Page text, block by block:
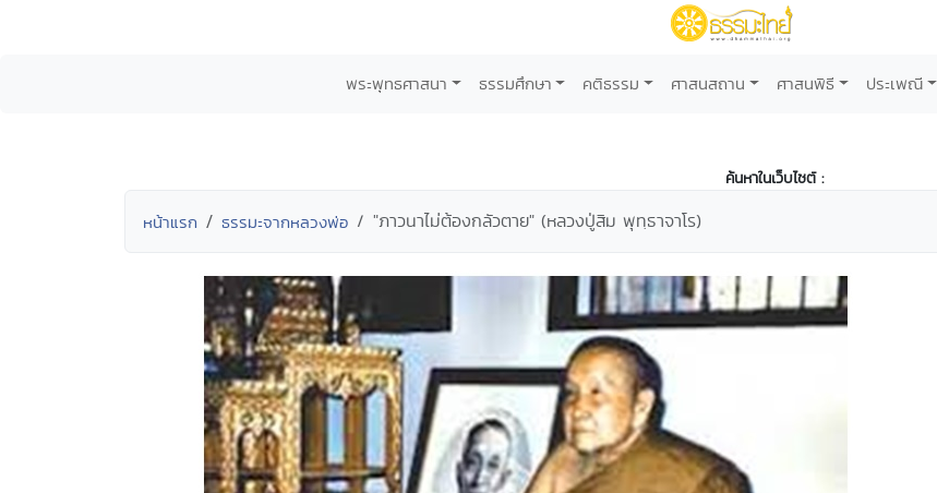
พระพุทธศาสนา ธรรมศึกษา คติธรรม ศาสนสถาน ศาสนพิธี ประเพณี
ค้นหาในเว็บไซต์ :
หน้าแรก ธรรมะจากหลวงพ่อ "ภาวนาไม่ต้องกลัวตาย" (หลวงปู่สิม พุทฺธาจาโร)